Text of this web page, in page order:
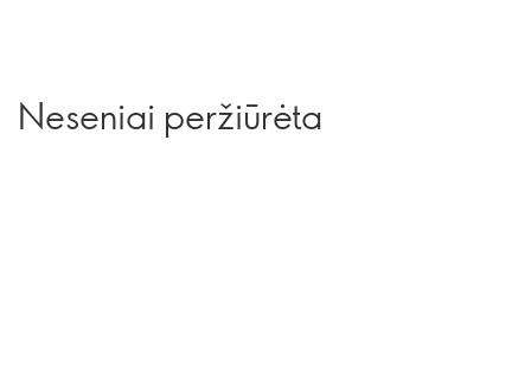
Neseniai peržiūrėta